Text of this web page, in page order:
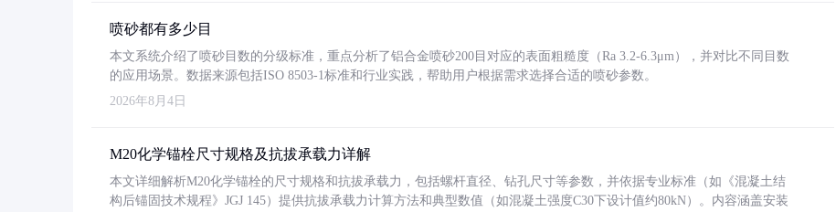
喷砂都有多少目
本文系统介绍了喷砂目数的分级标准，重点分析了铝合金喷砂200目对应的表面粗糙度（Ra 3.2-6.3μm），并对比不同目数
的应用场景。数据来源包括ISO 8503-1标准和行业实践，帮助用户根据需求选择合适的喷砂参数。
2026年8月4日
M20化学锚栓尺寸规格及抗拔承载力详解
本文详细解析M20化学锚栓的尺寸规格和抗拔承载力，包括螺杆直径、钻孔尺寸等参数，并依据专业标准（如《混凝土结
构后锚固技术规程》JGJ 145）提供抗拔承载力计算方法和典型数值（如混凝土强度C30下设计值约80kN）。内容涵盖安装